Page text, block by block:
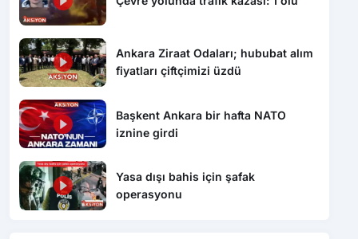
Ankara Ziraat Odaları; hububat alım
fiyatları çiftçimizi üzdü
Başkent Ankara bir hafta NATO
iznine girdi
Yasa dışı bahis için şafak
operasyonu